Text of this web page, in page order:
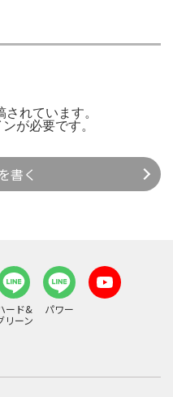
れています。
ンが必要です。
書く
ード&
リーン
パワー